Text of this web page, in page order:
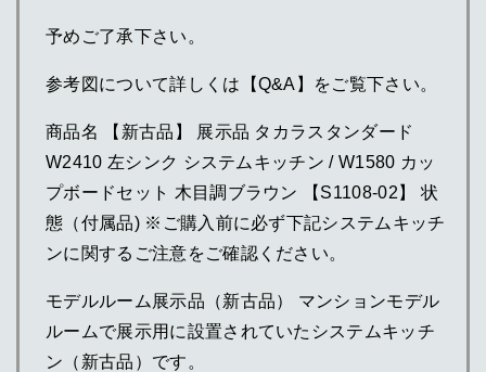
予めご了承下さい。
参考図について詳しくは【Q&A】をご覧下さい。
商品名 【新古品】 展示品 タカラスタンダード
W2410 左シンク システムキッチン / W1580 カッ
プボードセット 木目調ブラウン 【S1108-02】 状
態（付属品) ※ご購入前に必ず下記システムキッチ
ンに関するご注意をご確認ください。
モデルルーム展示品（新古品） マンションモデル
ルームで展示用に設置されていたシステムキッチ
ン（新古品）です。